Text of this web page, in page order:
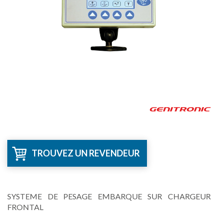
TROUVEZ UN REVENDEUR
SYSTEME DE PESAGE EMBARQUE SUR CHARGEUR
FRONTAL